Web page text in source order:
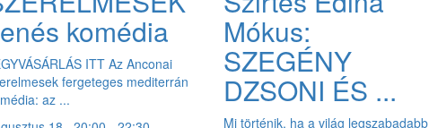
komédia
ITT Az Anconai
fergeteges mediterrán
az ...
Mókus:
SZEGÉNY
DZSONI ÉS ...
Mi történik, ha a világ legszabadabb